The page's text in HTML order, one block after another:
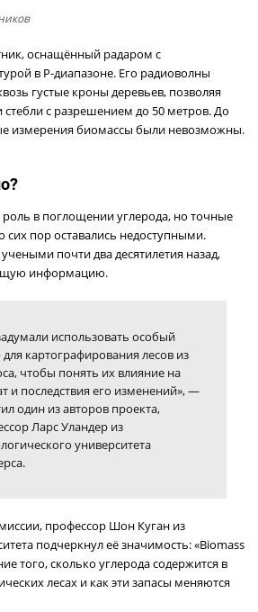
оснащённый радаром с
в P-диапазоне. Его радиоволны
густые кроны деревьев, позволяя
стебли с разрешением до 50 метров. До
измерения биомассы были невозможны.
в поглощении углерода, но точные
пор оставались недоступными.
почти два десятилетия назад,
информацию.
использовать особый
для картографирования лесов из
чтобы понять их влияние на
и последствия его изменений», —
один из авторов проекта,
Ларс Уландер из
университета
профессор Шон Куган из
подчеркнул её значимость: «Biomass
того, сколько углерода содержится в
лесах и как эти запасы меняются